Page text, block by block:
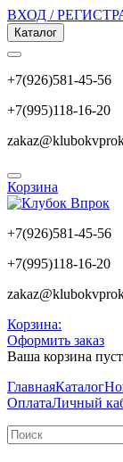
ВХОД /
Каталог
+7(926)581-45-56
+7(995)118-16-20
Корзина
+7(926)581-45-56
+7(995)118-16-20
Корзина:
Оформить заказ
Ваша корзина
ГлавнаяКаталог
ОплатаЛичный